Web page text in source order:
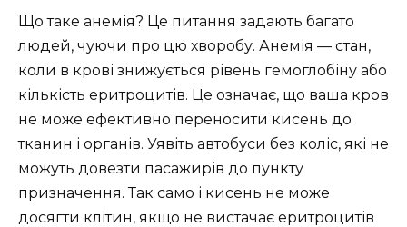
Що таке анемія? Це питання задають багато
людей, чуючи про цю хворобу. Анемія — стан,
коли в крові знижується рівень гемоглобіну або
кількість еритроцитів. Це означає, що ваша кров
не може ефективно переносити кисень до
тканин і органів. Уявіть автобуси без коліс, які не
можуть довезти пасажирів до пункту
призначення. Так само і кисень не може
досягти клітин, якщо не вистачає еритроцитів